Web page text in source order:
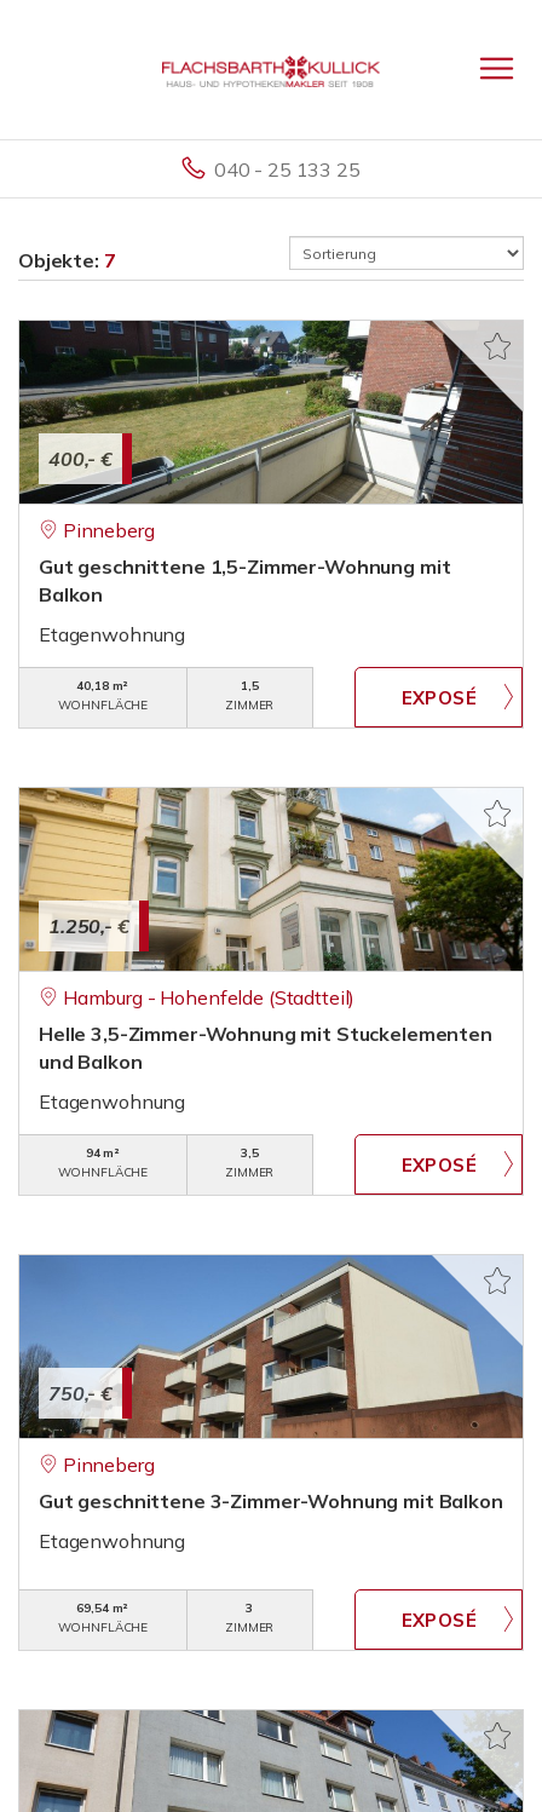
040 - 25 133 25
Objekte: 7
400,- €
Pinneberg
Gut geschnittene 1,5-Zimmer-Wohnung mit
Balkon
Etagenwohnung
40,18 m²
WOHNFLÄCHE
1,5
ZIMMER
1.250,- €
Hamburg - Hohenfelde (Stadtteil)
Helle 3,5-Zimmer-Wohnung mit Stuckelementen
und Balkon
Etagenwohnung
94 m²
WOHNFLÄCHE
3,5
ZIMMER
750,- €
Pinneberg
Gut geschnittene 3-Zimmer-Wohnung mit Balkon
Etagenwohnung
69,54 m²
WOHNFLÄCHE
3
ZIMMER